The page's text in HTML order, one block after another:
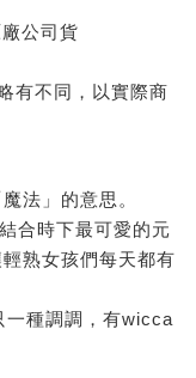
公司貨
有不同，以實際商
法」的意思。
合時下最可愛的元
熟女孩們每天都有
一種調調，有wicca